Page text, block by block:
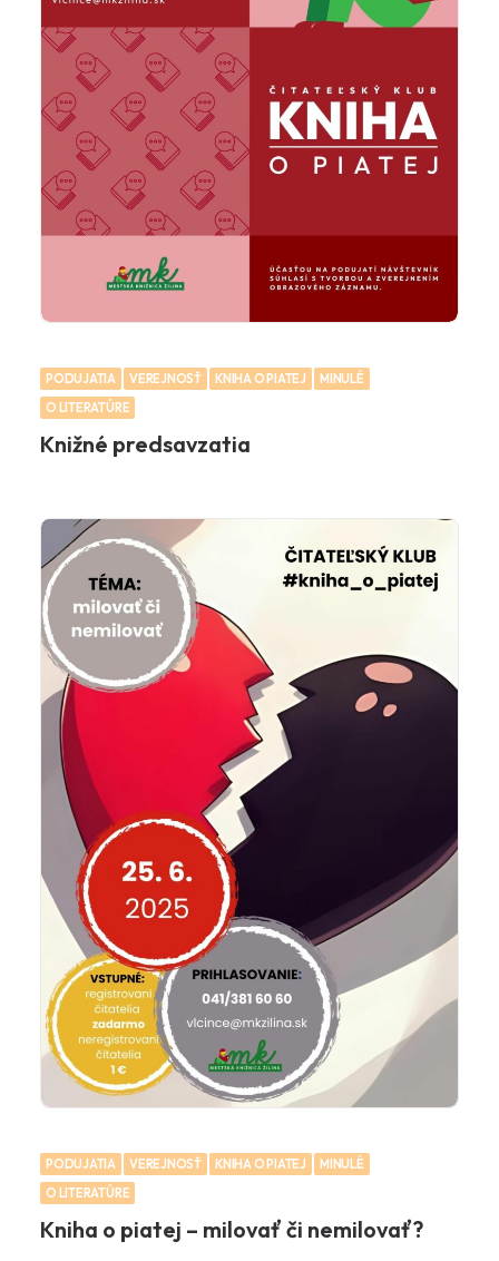
PODUJATIA VEREJNOSŤ KNIHA O PIATEJ
MINULÉ
O LITERATÚRE
Knižné predsavzatia
PODUJATIA VEREJNOSŤ KNIHA O PIATEJ
MINULÉ
O LITERATÚRE
Kniha o piatej – milovať či nemilovať?